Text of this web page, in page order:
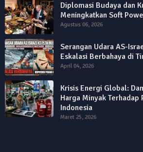
Diplomasi Budaya dan
Meningkatkan Soft
Agustus 06, 2026
Serangan Udara AS-
Eskalasi Berbahaya di
April 04, 2026
Krisis Energi Global:
Harga Minyak Terhadap
Indonesia
Maret 25, 2026